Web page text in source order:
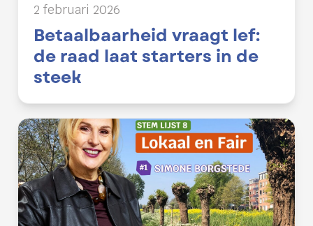
2 februari 2026
Betaalbaarheid vraagt lef:
de raad laat starters in de
steek